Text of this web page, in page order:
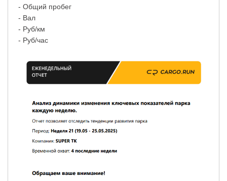
- Общий пробег
- Вал
- Руб/км
- Руб/час